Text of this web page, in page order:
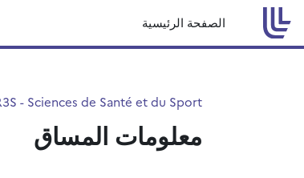
تخطى إلى المحتوى الرئيسي
الصفحة الرئيسية
- Sciences de Santé et du Sport
معلومات المساق